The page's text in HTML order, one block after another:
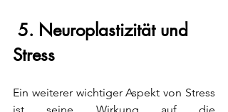
5. Neuroplastizität und
Stress
Ein weiterer wichtiger Aspekt von Stress